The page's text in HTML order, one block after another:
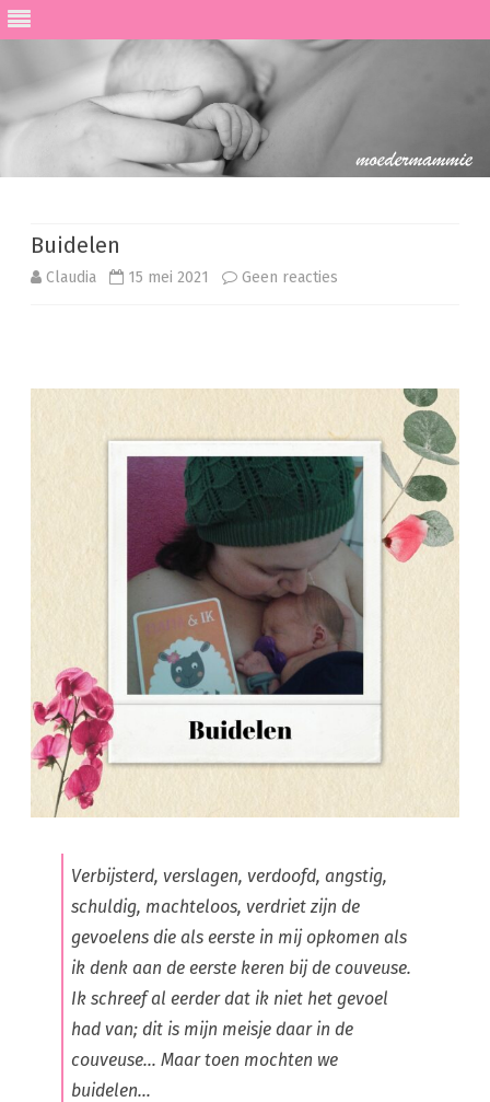
Buidelen
Claudia 15 mei 2021 Geen reacties
Verbijsterd, verslagen, verdoofd, angstig,
schuldig, machteloos, verdriet zijn de
gevoelens die als eerste in mij opkomen als
ik denk aan de eerste keren bij de couveuse.
Ik schreef al eerder dat ik niet het gevoel
had van; dit is mijn meisje daar in de
couveuse… Maar toen mochten we
buidelen…